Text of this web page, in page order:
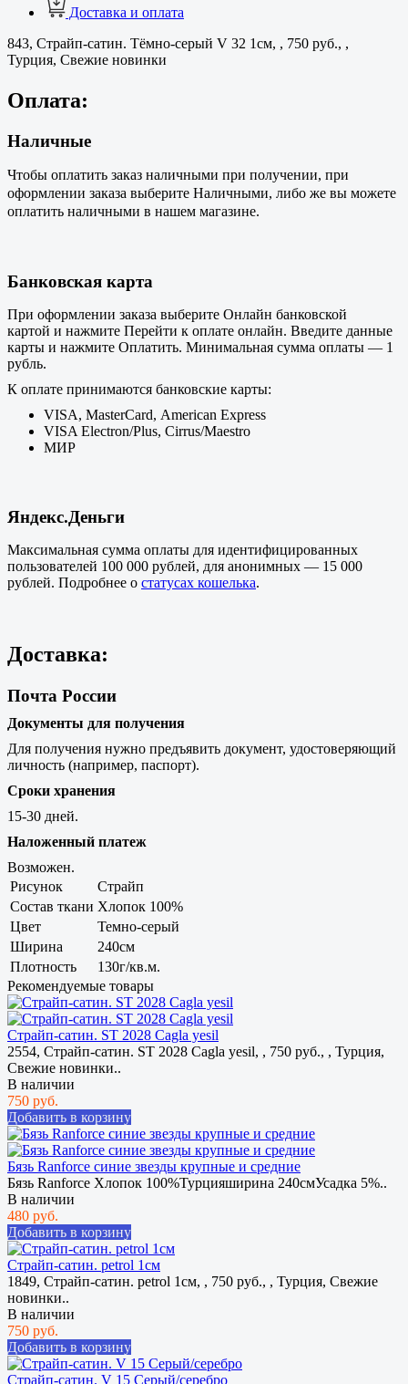
Доставка и оплата
843, Страйп-сатин. Тёмно-серый V 32 1см, , 750 руб., ,
Турция, Свежие новинки
Оплата:
Наличные
Чтобы оплатить заказ наличными при получении, при
оформлении заказа выберите Наличными, либо же вы можете
оплатить наличными в нашем магазине.
Банковская карта
При оформлении заказа выберите Онлайн банковской
картой и нажмите Перейти к оплате онлайн. Введите данные
карты и нажмите Оплатить. Минимальная сумма оплаты — 1
рубль.
К оплате принимаются банковские карты:
VISA, MasterCard, American Express
VISA Electron/Plus, Cirrus/Maestro
МИР
Яндекс.Деньги
Максимальная сумма оплаты для идентифицированных
пользователей 100 000 рублей, для анонимных — 15 000
рублей. Подробнее о статусах кошелька.
Доставка:
Почта России
Документы для получения
Для получения нужно предъявить документ, удостоверяющий
личность (например, паспорт).
Сроки хранения
15-30 дней.
Наложенный платеж
Возможен.
Рисунок
Страйп
Состав ткани Хлопок 100%
Цвет
Темно-серый
Ширина
240см
Плотность
130г/кв.м.
Рекомендуемые товары
Страйп-сатин. ST 2028 Cagla yesil
2554, Страйп-сатин. ST 2028 Cagla yesil, , 750 руб., , Турция,
Свежие новинки..
В наличии
750 руб.
Добавить в корзину
Бязь Ranforce синие звезды крупные и средние
Бязь Ranforce Хлопок 100%Турцияширина 240смУсадка 5%..
В наличии
480 руб.
Добавить в корзину
Страйп-сатин. petrol 1см
1849, Страйп-сатин. petrol 1см, , 750 руб., , Турция, Свежие
новинки..
В наличии
750 руб.
Добавить в корзину
Страйп-сатин. V 15 Cерый/серебро